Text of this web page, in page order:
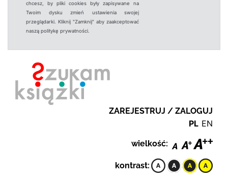
chcesz, by pliki cookies były zapisywane na
Twoim dysku zmień ustawienia swojej
przeglądarki. Kliknij "Zamknij" aby zaakceptować
naszą politykę prywatności.
ZAREJESTRUJ / ZALOGUJ
PL EN
wielkość:
kontrast: